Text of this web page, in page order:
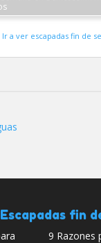
Ir a ver escapadas fin
fin
9 Razones